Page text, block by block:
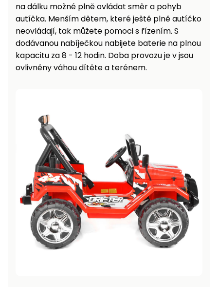
na dálku možné plně ovládat směr a pohyb
autíčka. Menším dětem, které ještě plně autíčko
neovládají, tak můžete pomoci s řízením. S
dodávanou nabíječkou nabijete baterie na plnou
kapacitu za 8 - 12 hodin. Doba provozu je v jsou
ovlivněny váhou dítěte a terénem.